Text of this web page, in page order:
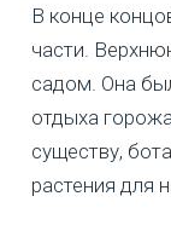
В конце
части.
садом. Она
отдыха
существу,
растения для